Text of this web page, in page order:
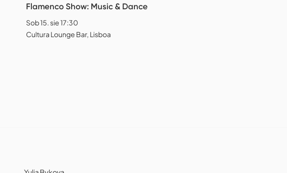
Flamenco Show: Music & Dance
Sob 15. sie 17:30
Cultura Lounge Bar, Lisboa